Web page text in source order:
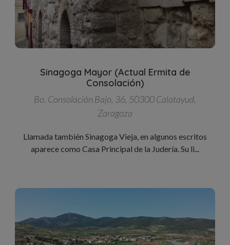
Sinagoga Mayor (Actual Ermita de
Consolación)
Bo. Consolación Bajo, 36, 50300 Calatayud,
Zaragoza
Llamada también Sinagoga Vieja, en algunos escritos
aparece como Casa Principal de la Judería. Su li...